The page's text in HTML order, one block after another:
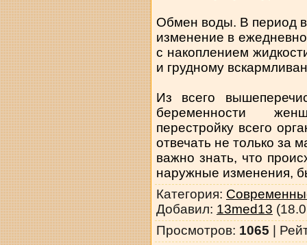
Обмен воды. В период
изменение в
с накоплением
и грудному
Из всего
беременности
перестройку всего
отвечать не только за
важно знать, что
наружные изменения,
Категория:
Добавил: 13med13
Просмотров: 1065 |